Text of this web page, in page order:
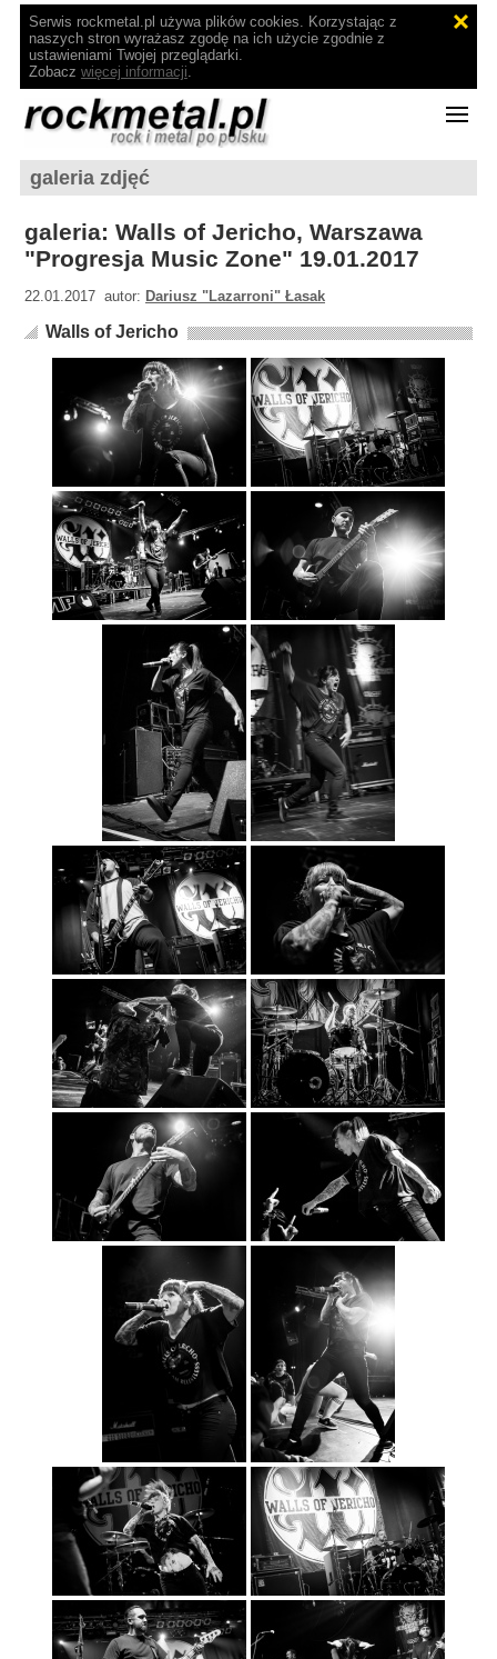
Serwis rockmetal.pl używa plików cookies. Korzystając z
naszych stron wyrażasz zgodę na ich użycie zgodnie z
ustawieniami Twojej przeglądarki.
Zobacz więcej informacji.
galeria zdjęć
galeria: Walls of Jericho, Warszawa
"Progresja Music Zone" 19.01.2017
22.01.2017 autor: Dariusz "Lazarroni" Łasak
Walls of Jericho